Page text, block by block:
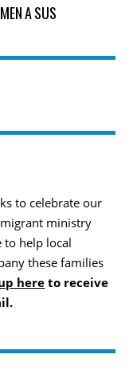
A SUS
to celebrate our
ministry
to help local
these families
here to receive